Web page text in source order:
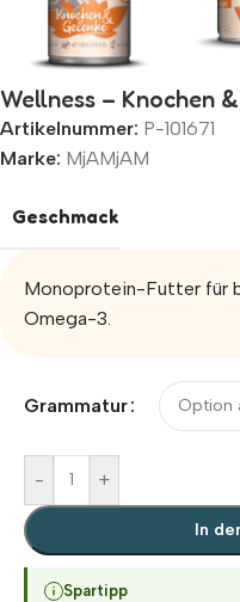
Wellness – Knochen
Artikelnummer: P-101671
Marke: MjAMjAM
Geschmack
Monoprotein-Futter für
Omega-3.
Grammatur
- +
In
Alternative:
Spartipp